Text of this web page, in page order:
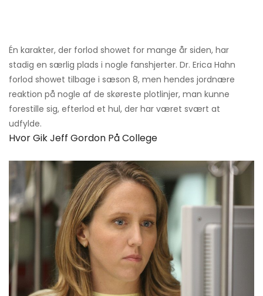
Én karakter, der forlod showet for mange år siden, har
stadig en særlig plads i nogle fanshjerter. Dr. Erica Hahn
forlod showet tilbage i sæson 8, men hendes jordnære
reaktion på nogle af de skøreste plotlinjer, man kunne
forestille sig, efterlod et hul, der har været svært at
udfylde.
Hvor Gik Jeff Gordon På College